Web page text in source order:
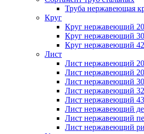
Труба нержавеющая
Круг
Круг нержавеющий
Круг нержавеющий
Круг нержавеющий
Лист
Лист нержавеющий
Лист нержавеющий
Лист нержавеющий
Лист нержавеющий
Лист нержавеющий
Лист нержавеющий
Лист нержавеющий
Лист нержавеющий